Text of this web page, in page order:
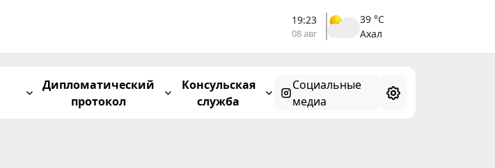
19:23
08 авг
39 °C
Ахал
Дипломатический
протокол
Консульская
служба
Социальные
медиа